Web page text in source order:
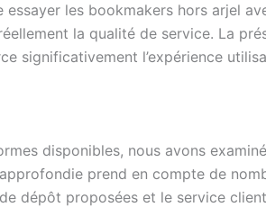
les bookmakers hors arjel
la qualité de service. La
significativement l’expérience
disponibles, nous avons
prend en compte de
dépôt proposées et le service